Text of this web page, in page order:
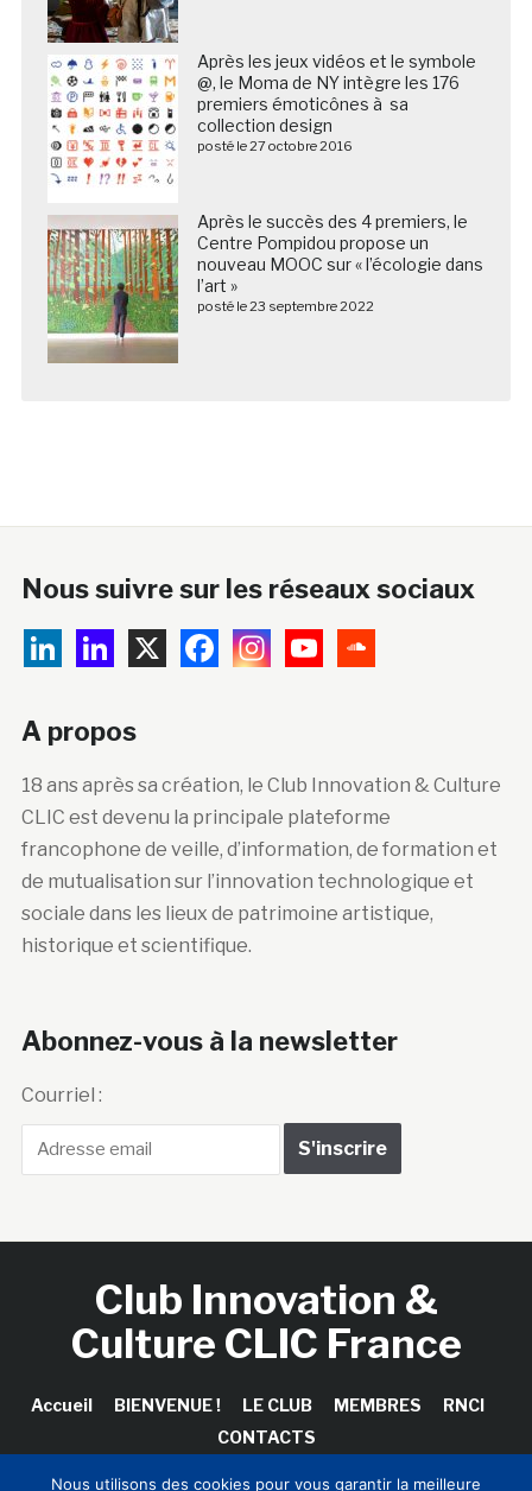
Après les jeux vidéos et le symbole
@, le Moma de NY intègre les 176
premiers émoticônes à sa
collection design
posté le 27 octobre 2016
Après le succès des 4 premiers, le
Centre Pompidou propose un
nouveau MOOC sur « l’écologie dans
l’art »
posté le 23 septembre 2022
Nous suivre sur les réseaux sociaux
A propos
18 ans après sa création, le Club Innovation & Culture
CLIC est devenu la principale plateforme
francophone de veille, d’information, de formation et
de mutualisation sur l’innovation technologique et
sociale dans les lieux de patrimoine artistique,
historique et scientifique.
Abonnez-vous à la newsletter
Courriel :
Club Innovation &
Culture CLIC France
Accueil BIENVENUE ! LE CLUB MEMBRES
RNCI
CONTACTS
Nous utilisons des cookies pour vous garantir la meilleure